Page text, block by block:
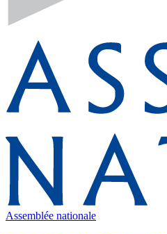
Assemblée nationale